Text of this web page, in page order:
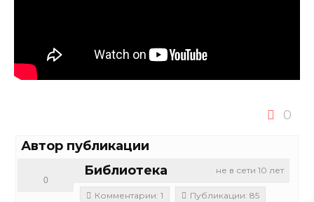
0
Автор публикации
не в сети 10 лет
Библиотека
0
Комментарии: 1
Публикации: 85